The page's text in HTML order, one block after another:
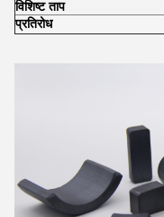
विशिष्ट ताप
प्रतिरोध